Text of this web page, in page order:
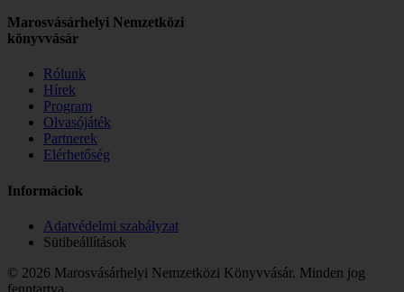
Marosvásárhelyi Nemzetközi
könyvvásár
Rólunk
Hírek
Program
Olvasójáték
Partnerek
Elérhetőség
Informáciok
Adatvédelmi szabályzat
Sütibeállítások
© 2026 Marosvásárhelyi Nemzetközi Könyvvásár. Minden jog
fenntartva.